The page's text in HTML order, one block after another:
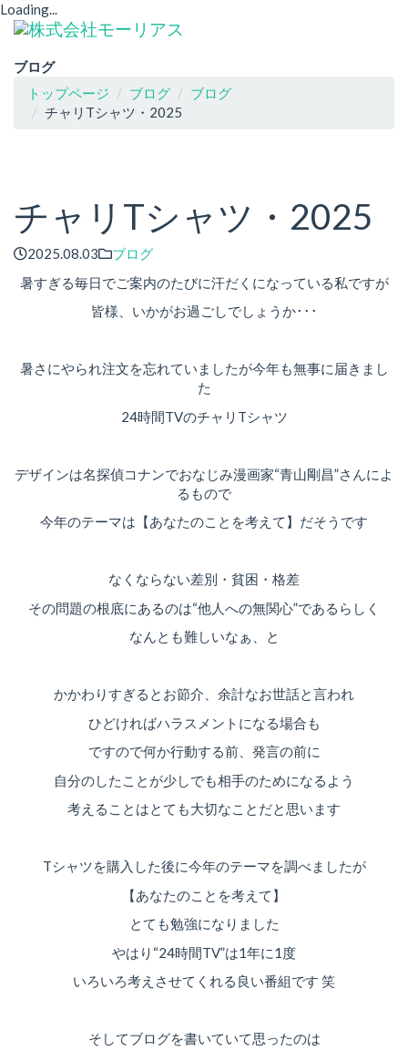
Loading...
ブログ
トップページ
ブログ
ブログ
チャリTシャツ・2025
チャリTシャツ・2025
2025.08.03
ブログ
暑すぎる毎日でご案内のたびに汗だくになっている私ですが
皆様、いかがお過ごしでしょうか･･･
暑さにやられ注文を忘れていましたが今年も無事に届きまし
た
24時間TVのチャリTシャツ
デザインは名探偵コナンでおなじみ漫画家“青山剛昌”さんによ
るもので
今年のテーマは【あなたのことを考えて】だそうです
なくならない差別・貧困・格差
その問題の根底にあるのは“他人への無関心”であるらしく
なんとも難しいなぁ、と
かかわりすぎるとお節介、余計なお世話と言われ
ひどければハラスメントになる場合も
ですので何か行動する前、発言の前に
自分のしたことが少しでも相手のためになるよう
考えることはとても大切なことだと思います
Tシャツを購入した後に今年のテーマを調べましたが
【あなたのことを考えて】
とても勉強になりました
やはり“24時間TV”は1年に1度
いろいろ考えさせてくれる良い番組です 笑
そしてブログを書いていて思ったのは